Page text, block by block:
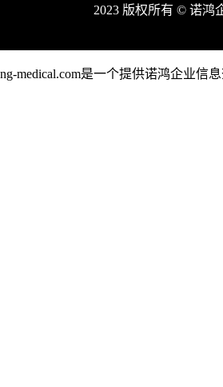
2023 版权所有 © 诺
medical.com是一个提供诺鸿企业